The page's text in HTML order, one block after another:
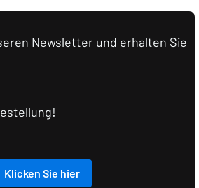
Newsletter und erhalten Sie
Klicken Sie hier